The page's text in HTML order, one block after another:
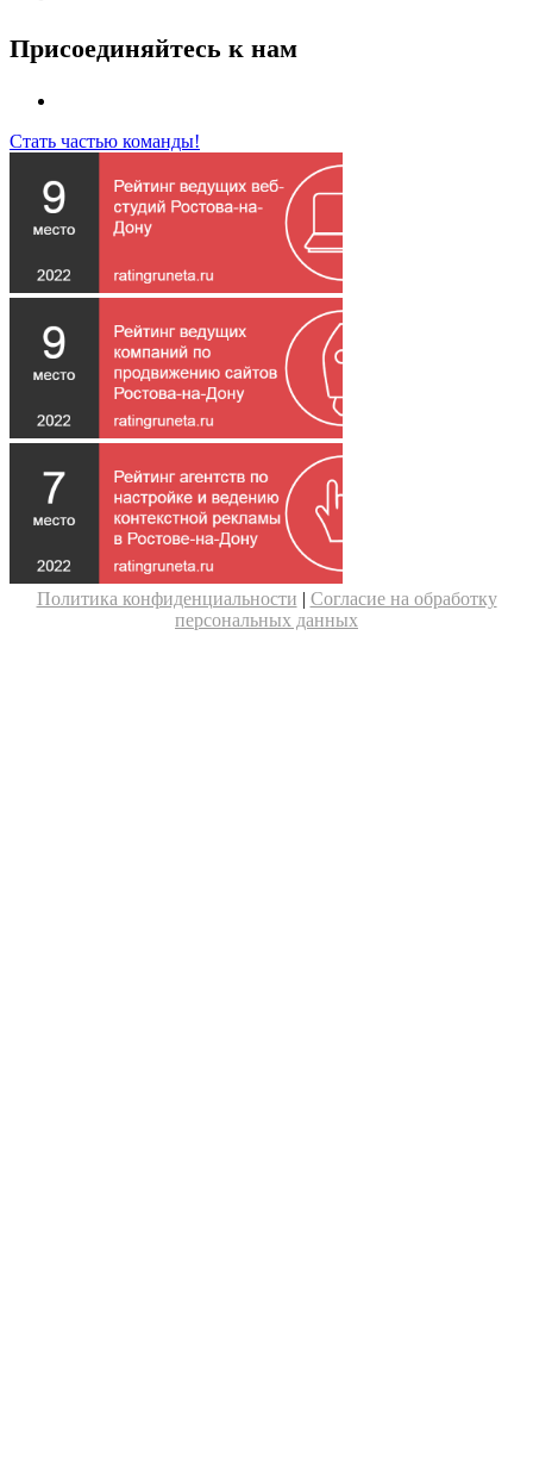
Присоединяйтесь к нам
Стать частью команды!
Политика конфиденциальности | Согласие на обработку
персональных данных